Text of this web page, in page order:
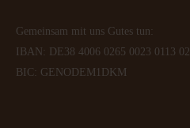
Gemeinsam mit uns Gutes tun:
IBAN: DE38 4006 0265 0023 0113 02
BIC: GENODEM1DKM